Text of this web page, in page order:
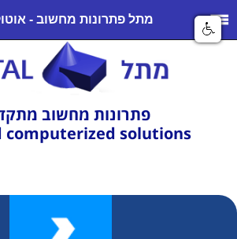
מתל פתרונות מחשוב -
פתרונות מחשוב